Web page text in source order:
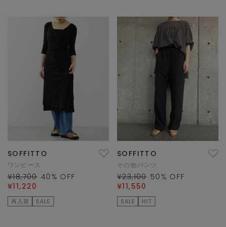
SOFFITTO
ワンピース
¥18,700 40 % OFF
¥11,220
再入荷 SALE
SOFFITTO
その他パンツ
¥23,100 50 % OFF
¥11,550
SALE HIT